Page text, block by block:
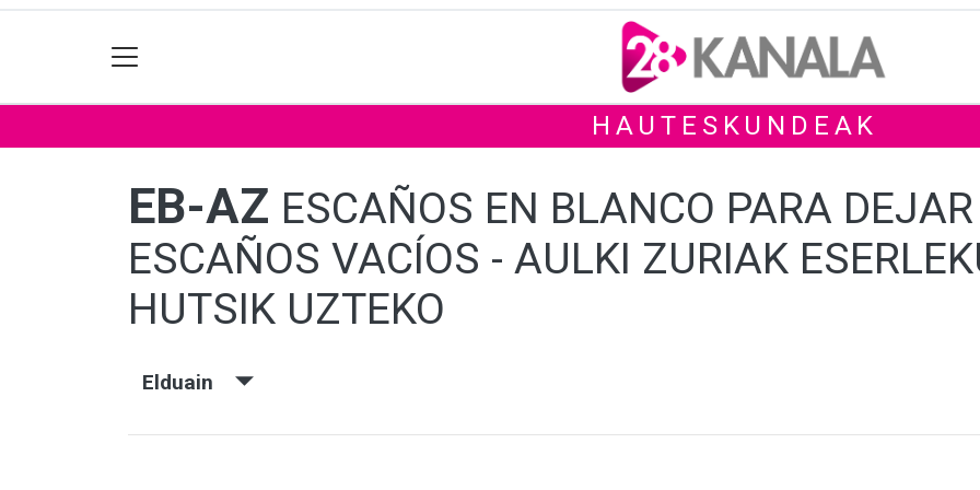
HAUTESKUNDEAK
EB-AZ ESCAÑOS EN BLANCO PARA DEJAR
ESCAÑOS VACÍOS - AULKI ZURIAK
HUTSIK UZTEKO
Elduain